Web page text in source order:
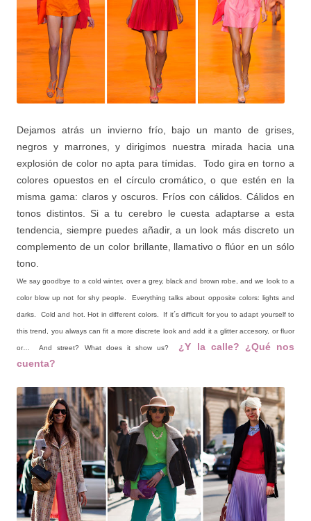
Dejamos atrás un invierno frío, bajo un manto de grises,
negros y marrones, y dirigimos nuestra mirada hacia una
explosión de color no apta para tímidas. Todo gira en torno a
colores opuestos en el círculo cromático, o que estén en la
misma gama: claros y oscuros. Fríos con cálidos. Cálidos en
tonos distintos. Si a tu cerebro le cuesta adaptarse a esta
tendencia, siempre puedes añadir, a un look más discreto un
complemento de un color brillante, llamativo o flúor en un sólo
tono.
We say goodbye to a cold winter, over a grey, black and brown robe, and we look to a
color blow up not for shy people. Everything talks about opposite colors: lights and
darks. Cold and hot. Hot in different colors. If it´s difficult for you to adapt yourself to
this trend, you always can fit a more discrete look and add it a glitter accesory, or fluor
or… And street? What does it show us? ¿Y la calle? ¿Qué nos
cuenta?